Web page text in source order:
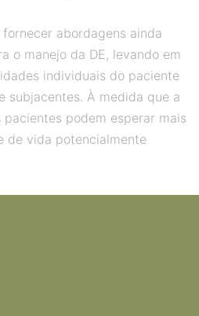
abordagens ainda
o manejo da DE, levando em
individuais do paciente
subjacentes. À medida que a
podem esperar mais
de vida potencialmente